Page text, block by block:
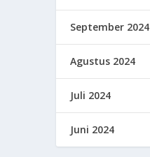
September 2024
Agustus 2024
Juli 2024
Juni 2024